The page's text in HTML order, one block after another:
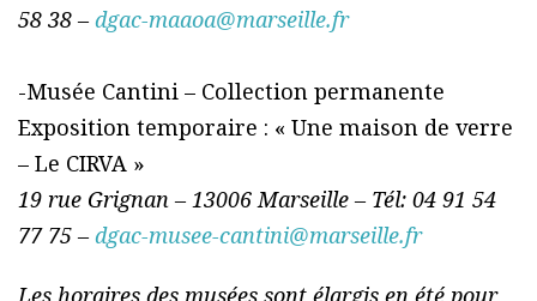
58 38 –dgac-maaoa@marseille.fr
-Musée Cantini – Collection permanente
Exposition temporaire : « Une maison de verre
– Le CIRVA »
19 rue Grignan – 13006 Marseille – Tél: 04 91 54
77 75 –dgac-musee-cantini@marseille.fr
Les horaires des musées sont élargis en été pour